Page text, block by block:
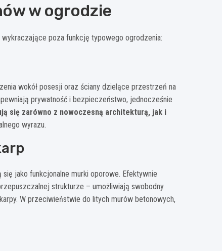
w ogrodzie
poza funkcję typowego ogrodzenia:
wokół posesji oraz ściany dzielące przestrzeń na
prywatność i bezpieczeństwo, jednocześnie
się zarówno z nowoczesną architekturą, jak i
wyrazu.
jako funkcjonalne murki oporowe. Efektywnie
strukturze – umożliwiają swobodny
W przeciwieństwie do litych murów betonowych,